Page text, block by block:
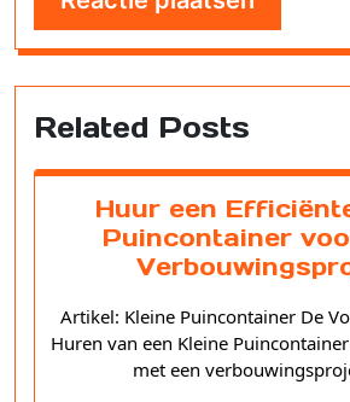
Related Posts
Huur een
Puincontainer
Artikel: Kleine Puincontainer De
Huren van een Kleine
met een